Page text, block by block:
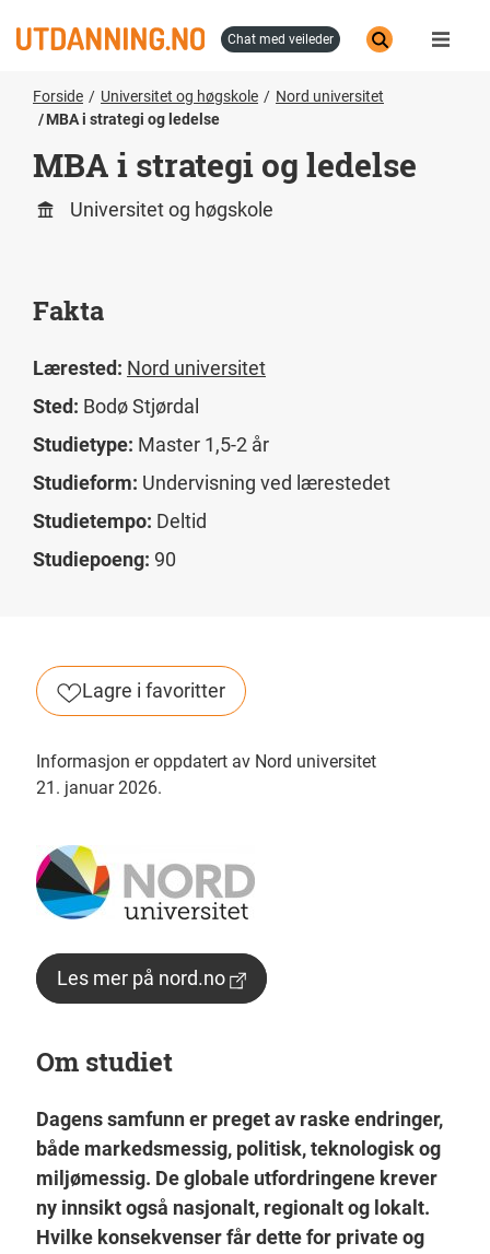
til
chat med veileder
Forside Universitet og høgskole
Nord universitet
MBA i strategi og ledelse
MBA i strategi og ledelse
Universitet og høgskole
Fakta
Lærested: Nord universitet
Sted: BodøStjørdal
Studietype: Master 1,5-2 år
Studieform: Undervisning ved lærestedet
Studietempo: Deltid
Studiepoeng: 90
Lagre i favoritter
Informasjon er oppdatert av Nord universitet
21. januar 2026.
Les mer på nord.no
Om studiet
Dagens samfunn er preget av raske endringer,
både markedsmessig, politisk, teknologisk og
miljømessig. De globale utfordringene krever
ny innsikt også nasjonalt, regionalt og lokalt.
Hvilke konsekvenser får dette for private og